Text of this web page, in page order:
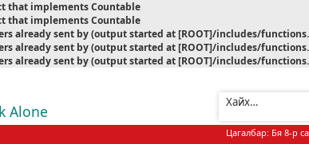
that implements Countable
that implements Countable
already sent by (output started at [ROOT]/includes/
already sent by (output started at [ROOT]/includes/
already sent by (output started at [ROOT]/includes/
Alone
Цагалбар: Бя 8-р